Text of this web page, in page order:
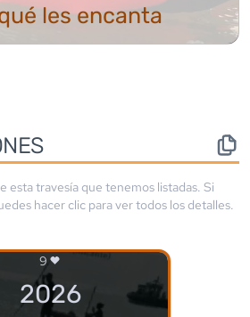
les encanta
esta travesía que tenemos listadas. Si
hacer clic para ver todos los detalles.
9
2026